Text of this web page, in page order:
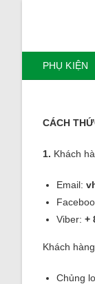
PHỤ KIỆN
CÁCH
1. Khách
Email:
Viber: +
Khách
Chủng